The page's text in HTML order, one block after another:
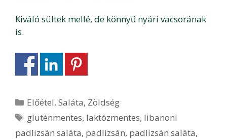
Kiváló sültek mellé, de könnyű nyári vacsorának
is.
Kategória
Előétel,Saláta, Zöldség
Címkék
gluténmentes, laktózmentes, libanoni
padlizsán saláta, padlizsán, padlizsán saláta,